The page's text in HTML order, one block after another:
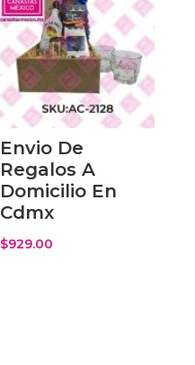
Envio De
Regalos A
Domicilio En
Cdmx
$929.00